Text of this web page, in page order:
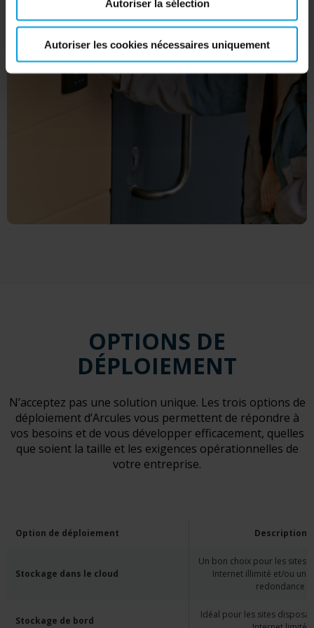
Autoriser la sélection
Autoriser les cookies nécessaires uniquement
OPTIONS DE
DÉPLOIEMENT
N’acceptez pas une solution unique. Les trois options de
déploiement d’Arcules vous permettent de répondre à
vos besoins et de vous développer efficacement, quelles
que soient la taille et les exigences opérationnelles de
votre entreprise.
Option de déploiement Description
Stockage dans le cloud
Un bon choix pour les sites
Internet illimité et/ou un
redondance
Stockage de bord
Idéal pour les sites